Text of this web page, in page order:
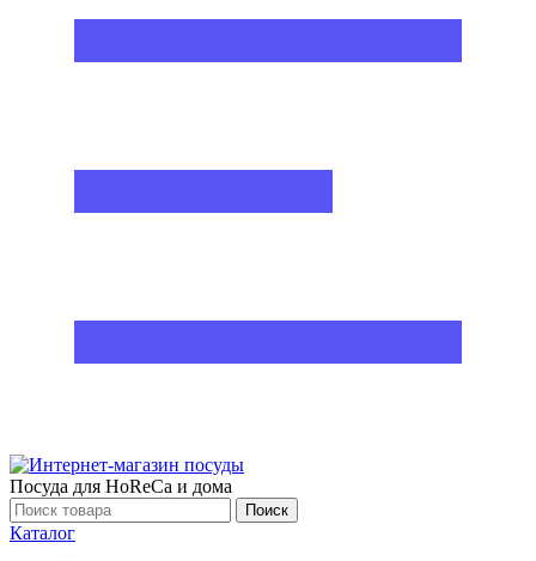
Посуда для HoReCa и дома
Поиск
Каталог